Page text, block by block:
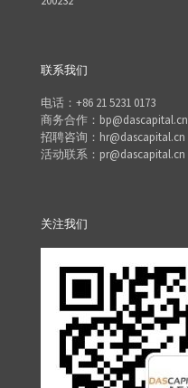
联系我们
电话：+86 21 5231 0173
商务合作：bp@dascapital.cn
招聘咨询：hr@dascapital.cn
活动联系：pr@dascapital.cn
关注我们